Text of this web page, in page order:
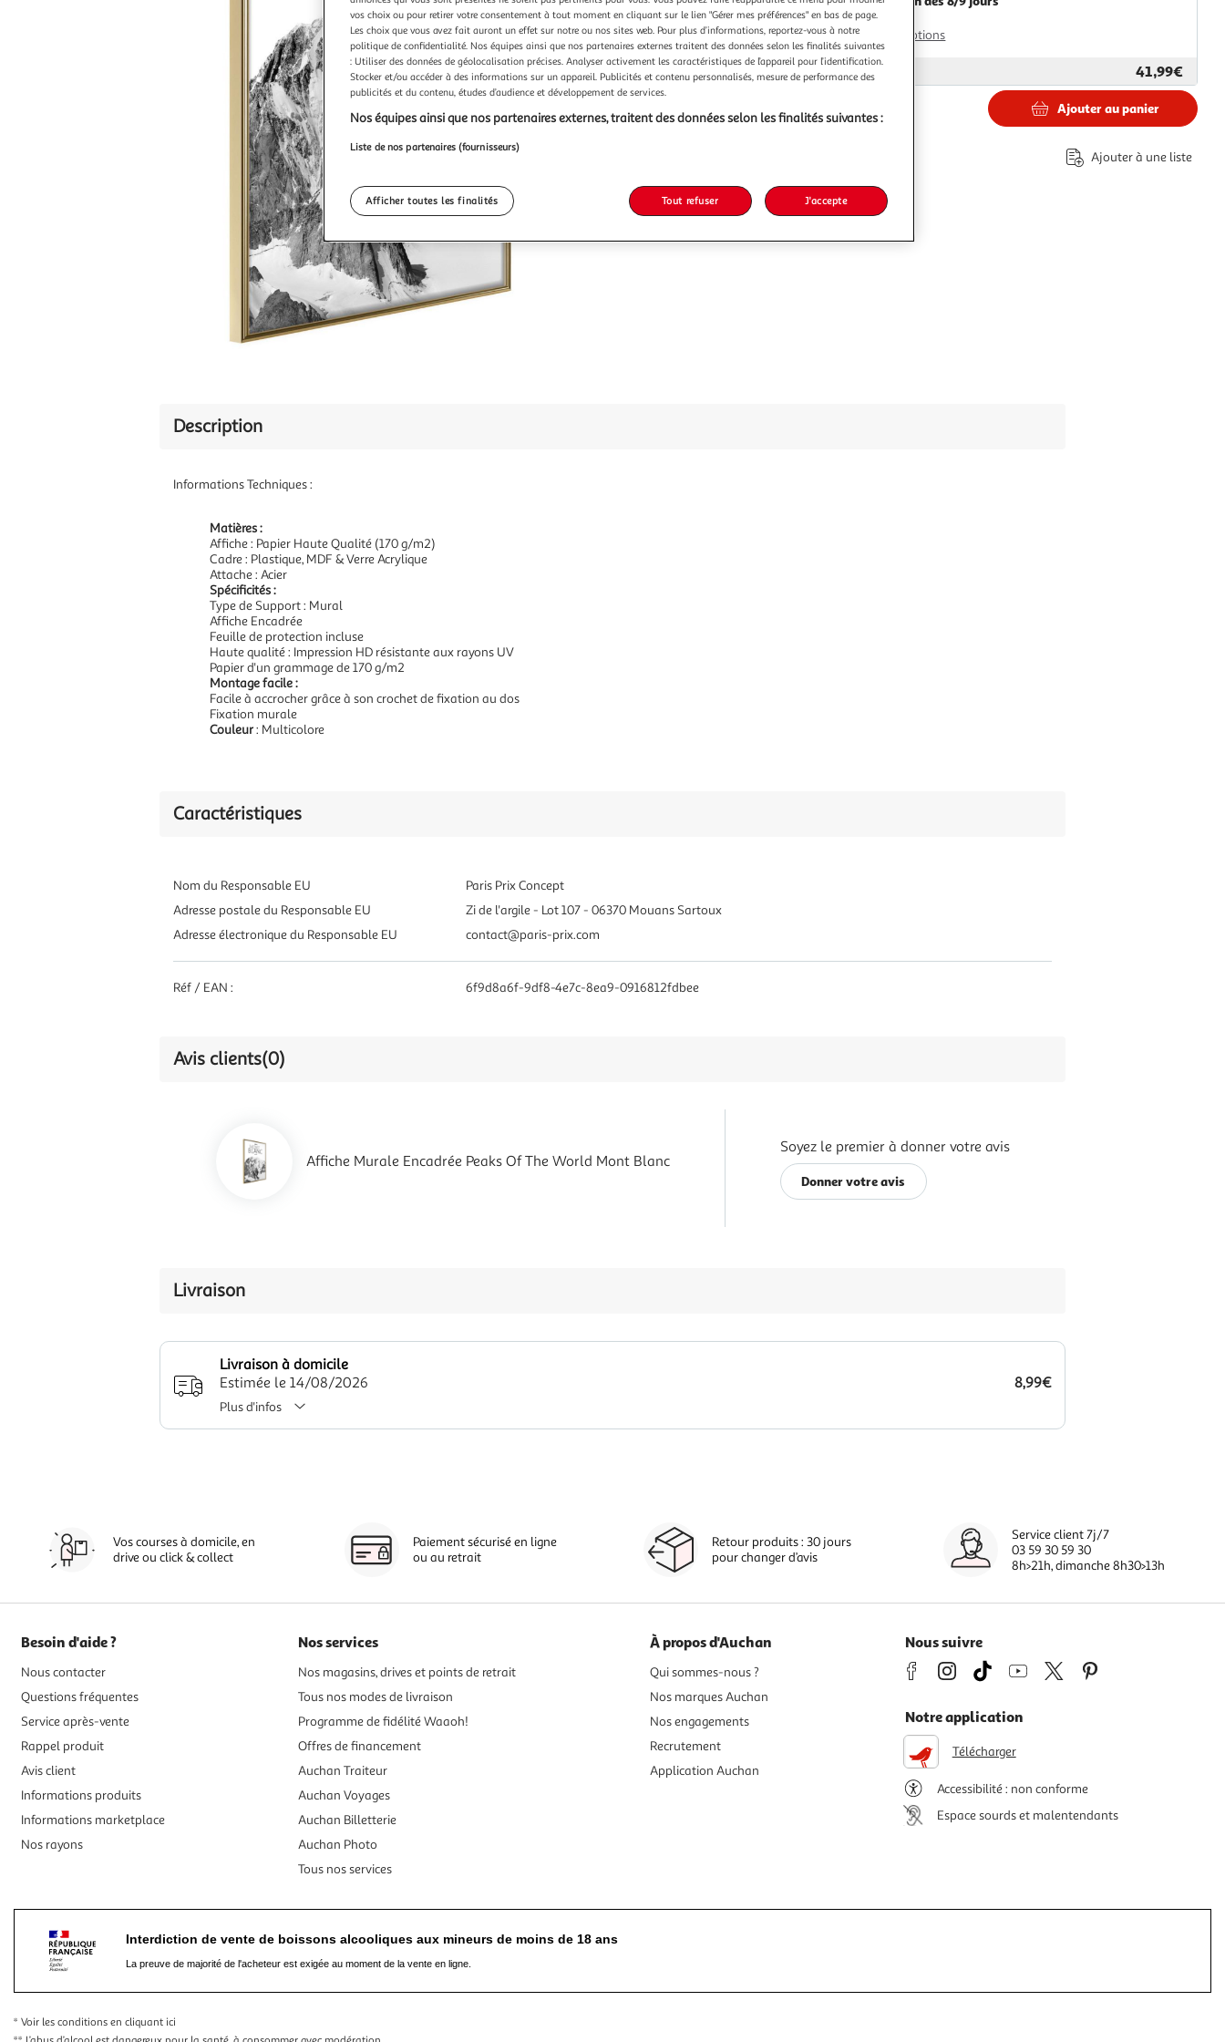
8,99€
Plus d'options
Vendu parParis Prix 41,99€
41,99€
Ajouter au panier
Ajouter à une liste
Description
Informations Techniques :
Matières :
Affiche : Papier Haute Qualité (170 g/m2)
Cadre : Plastique, MDF & Verre Acrylique
Attache : Acier
Spécificités :
Type de Support : Mural
Affiche Encadrée
Feuille de protection incluse
Haute qualité : Impression HD résistante aux rayons UV
Papier d'un grammage de 170 g/m2
Montage facile :
Facile à accrocher grâce à son crochet de fixation au dos
Fixation murale
Couleur: Multicolore
Caractéristiques
Nom du Responsable EU
Paris Prix Concept
Adresse postale du Responsable EU
Zi de l'argile - Lot 107 - 06370 Mouans Sartoux
Adresse électronique du Responsable EU
contact@paris-prix.com
Réf / EAN : 6f9d8a6f-9df8-4e7c-8ea9-0916812fdbee
Avis clients(0)
Affiche Murale Encadrée Peaks Of The World Mont Blanc
Soyez le premier à donner votre avis
Donner votre avis
Livraison
Livraison à domicile
Estimée le 14/08/2026
8,99€
Plus d'infos
Vos courses à domicile, en
drive ou click & collect
Paiement sécurisé en ligne
ou au retrait
Retour produits : 30 jours
pour changer d’avis
Service client 7j/7
03 59 30 59 30
8h>21h, dimanche 8h30>13h
Besoin d'aide ?
Nous contacter
Questions fréquentes
Service après-vente
Rappel produit
Avis client
Informations produits
Informations marketplace
Nos rayons
Nos services
Nos magasins, drives et points de retrait
Tous nos modes de livraison
Programme de fidélité Waaoh!
Offres de financement
Auchan Traiteur
Auchan Voyages
Auchan Billetterie
Auchan Photo
Tous nos services
À propos d'Auchan
Qui sommes-nous ?
Nos marques Auchan
Nos engagements
Recrutement
Application Auchan
Nous suivre
Notre application
Télécharger
Accessibilité : non conforme
Espace sourds et malentendants
Interdiction de vente de boissons alcooliques aux mineurs de moins de 18 ans
La preuve de majorité de l'acheteur est exigée au moment de la vente en ligne.
* Voir les conditions en cliquant ici
vos choix ou pour retirer votre consentement à tout moment en cliquant sur le lien "Gérer mes préférences" en bas de page.
Les choix que vous avez fait auront un effet sur notre ou nos sites web. Pour plus d’informations, reportez-vous à notre
politique de confidentialité. Nos équipes ainsi que nos partenaires externes traitent des données selon les finalités suivantes
: Utiliser des données de géolocalisation précises. Analyser activement les caractéristiques de l’appareil pour l’identification.
Stocker et/ou accéder à des informations sur un appareil. Publicités et contenu personnalisés, mesure de performance des
publicités et du contenu, études d’audience et développement de services.
Nos équipes ainsi que nos partenaires externes, traitent des données selon les finalités suivantes :
Liste de nos partenaires (fournisseurs)
Afficher toutes les finalités Tout refuser J'accepte